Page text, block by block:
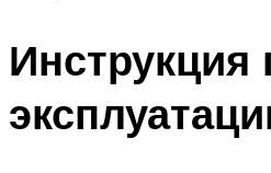
Инструкция